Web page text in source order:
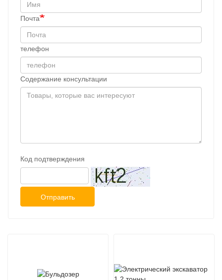
Почта
телефон
Содержание консультации
Код подтверждения
Отправить